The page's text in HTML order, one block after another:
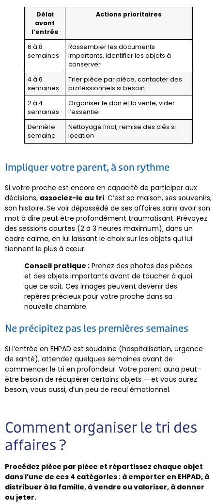
Délai
avant
l’entrée
Actions prioritaires
6 à 8
semaines
Rassembler les documents
importants, identifier les objets à
conserver
4 à 6
semaines
Trier pièce par pièce, contacter des
professionnels si besoin
2 à 4
semaines
Organiser le don et la vente, vider
l’essentiel
Dernière
semaine
Nettoyage final, remise des clés si
location
Impliquer votre parent, à son rythme
Si votre proche est encore en capacité de participer aux
décisions, associez-le au tri. C’est sa maison, ses souvenirs,
son histoire. Se voir dépossédé de ses affaires sans avoir son
mot à dire peut être profondément traumatisant. Prévoyez
des sessions courtes (2 à 3 heures maximum), dans un
cadre calme, en lui laissant le choix sur les objets qui lui
tiennent le plus à cœur.
Conseil pratique : Prenez des photos des pièces
et des objets importants avant de toucher à quoi
que ce soit. Ces images peuvent devenir des
repères précieux pour votre proche dans sa
nouvelle chambre.
Ne précipitez pas les premières semaines
Si l’entrée en EHPAD est soudaine (hospitalisation, urgence
de santé), attendez quelques semaines avant de
commencer le tri en profondeur. Votre parent aura peut-
être besoin de récupérer certains objets — et vous aurez
besoin, vous aussi, d’un peu de recul émotionnel.
Comment organiser le tri des
affaires ?
Procédez pièce par pièce et répartissez chaque objet
dans l’une de ces 4 catégories : à emporter en EHPAD, à
distribuer à la famille, à vendre ou valoriser, à donner
ou jeter.